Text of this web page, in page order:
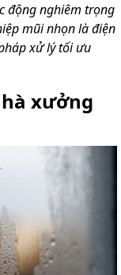
động nghiêm trọng
mũi nhọn là điện
xử lý tối ưu
xưởng